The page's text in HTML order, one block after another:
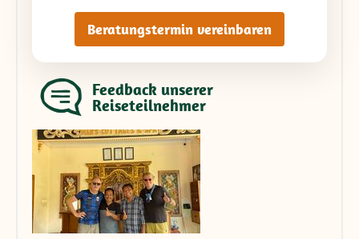
Beratungstermin vereinbaren
Feedback unserer
Reiseteilnehmer